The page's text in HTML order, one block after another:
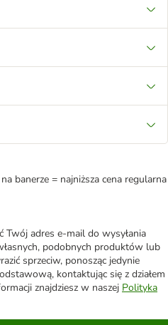
banerze = najniższa cena regularna
adres e-mail do wysyłania
podobnych produktów lub
sprzeciw, ponosząc jedynie
kontaktując się z działem
znajdziesz w naszej Polityka